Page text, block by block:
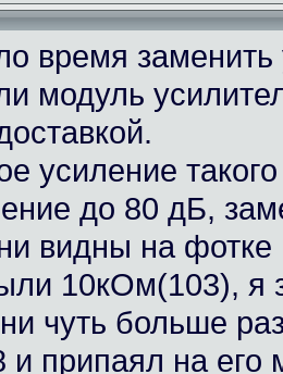
время
модуль
усиление
до 80 дБ,
видны на
10кОм(103), я
чуть больше
и припаял на его